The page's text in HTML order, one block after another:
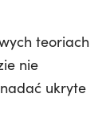
teoriach
nie
ukryte